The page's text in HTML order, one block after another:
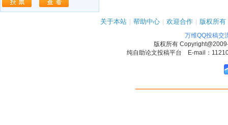
关于本站 | 帮助中心 | 欢迎合作 | 版权所有
万维QQ投稿交
版权所有
纯自助论文投稿平台 E-mail：